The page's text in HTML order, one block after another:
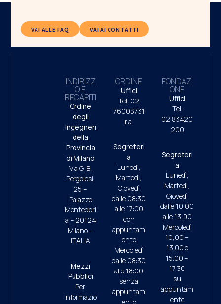
VAI ALLE FAQ VAI AI CONTATTI
INDIRIZZ
O E
RECAPITI
Ordine
degli
Ingegneri
della
Provincia
di Milano
Via G. B.
Pergolesi,
25 –
Palazzo
Montedori
a – 20124
Milano –
ITALIA
Mezzi
Pubblici
Per
informazio
ORDINE
Uffici
Tel: 02
76003731
r.a.
Segreteri
a
Lunedì,
Martedì,
Giovedì
dalle 08:30
alle 17:00
con
appuntam
ento
Mercoledì
dalle 08:30
alle 18:00
senza
appuntam
ento
FONDAZI
ONE
Uffici
Tel:
02.83420
200
Segreteri
a
Lunedì,
Martedì,
Giovedì
dalle 10,00
alle 13,00
Mercoledì
10,00 –
13.00 e
15.00 –
17.30
su
appuntam
ento